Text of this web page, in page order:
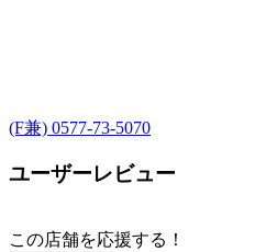
(F兼) 0577-73-5070
ユーザーレビュー
この店舗を応援する！